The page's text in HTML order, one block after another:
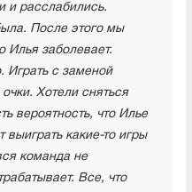
и расслабились.
После этого мы
Илья заболевает.
Играть с заменой
Хотели сняться
вероятность, что Илье
какие-то игры
команда не
Все, что